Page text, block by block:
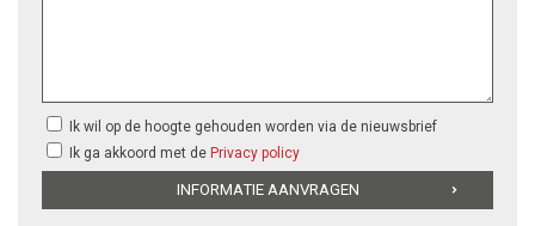
Ik wil op de hoogte gehouden worden via de nieuwsbrief
Ik ga akkoord met de Privacy policy